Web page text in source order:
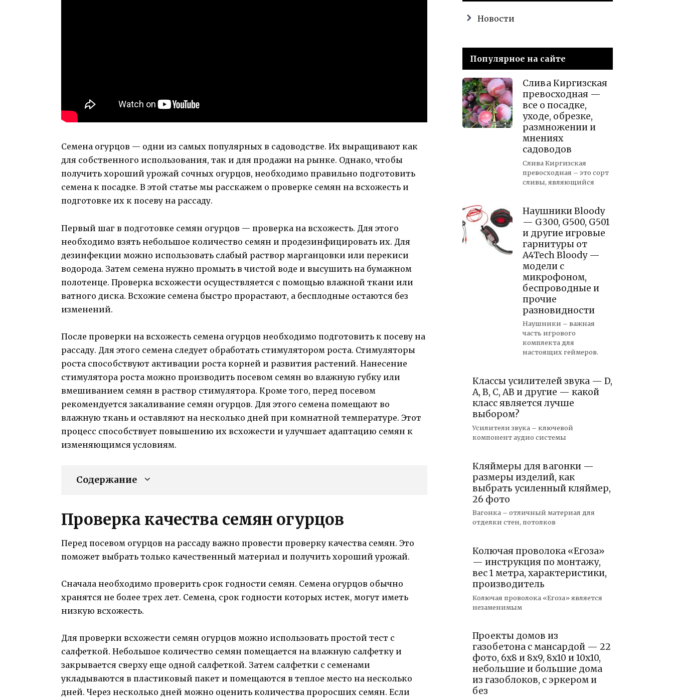
Семена огурцов — одни из самых популярных в садоводстве. Их выращивают как
для собственного использования, так и для продажи на рынке. Однако, чтобы
получить хороший урожай сочных огурцов, необходимо правильно подготовить
семена к посадке. В этой статье мы расскажем о проверке семян на всхожесть и
подготовке их к посеву на рассаду.
Первый шаг в подготовке семян огурцов — проверка на всхожесть. Для этого
необходимо взять небольшое количество семян и продезинфицировать их. Для
дезинфекции можно использовать слабый раствор марганцовки или перекиси
водорода. Затем семена нужно промыть в чистой воде и высушить на бумажном
полотенце. Проверка всхожести осуществляется с помощью влажной ткани или
ватного диска. Всхожие семена быстро прорастают, а бесплодные остаются без
изменений.
После проверки на всхожесть семена огурцов необходимо подготовить к посеву на
рассаду. Для этого семена следует обработать стимулятором роста. Стимуляторы
роста способствуют активации роста корней и развития растений. Нанесение
стимулятора роста можно производить посевом семян во влажную губку или
вмешиванием семян в раствор стимулятора. Кроме того, перед посевом
рекомендуется закаливание семян огурцов. Для этого семена помещают во
влажную ткань и оставляют на несколько дней при комнатной температуре. Этот
процесс способствует повышению их всхожести и улучшает адаптацию семян к
изменяющимся условиям.
Содержание
Проверка качества семян огурцов
Перед посевом огурцов на рассаду важно провести проверку качества семян. Это
поможет выбрать только качественный материал и получить хороший урожай.
Сначала необходимо проверить срок годности семян. Семена огурцов обычно
хранятся не более трех лет. Семена, срок годности которых истек, могут иметь
низкую всхожесть.
Для проверки всхожести семян огурцов можно использовать простой тест с
салфеткой. Небольшое количество семян помещается на влажную салфетку и
закрывается сверху еще одной салфеткой. Затем салфетки с семенами
укладываются в пластиковый пакет и помещаются в теплое место на несколько
дней. Через несколько дней можно оценить количества проросших семян. Если
Новости
Популярное на сайте
Слива Киргизская
превосходная —
все о посадке,
уходе, обрезке,
размножении и
мнениях
садоводов
Слива Киргизская
превосходная – это сорт
сливы, являющийся
Наушники Bloody
— G300, G500, G501
и другие игровые
гарнитуры от
A4Tech Bloody —
модели с
микрофоном,
беспроводные и
прочие
разновидности
Наушники – важная
часть игрового
комплекта для
настоящих геймеров.
Классы усилителей звука — D,
A, B, C, AB и другие — какой
класс является лучше
выбором?
Усилители звука – ключевой
компонент аудио системы
Кляймеры для вагонки —
размеры изделий, как
выбрать усиленный кляймер,
26 фото
Вагонка – отличный материал для
отделки стен, потолков
Колючая проволока «Егоза»
— инструкция по монтажу,
вес 1 метра, характеристики,
производитель
Колючая проволока «Егоза» является
незаменимым
Проекты домов из
газобетона с мансардой — 22
фото, 6х8 и 8х9, 8х10 и 10х10,
небольшие и большие дома
из газоблоков, с эркером и
без